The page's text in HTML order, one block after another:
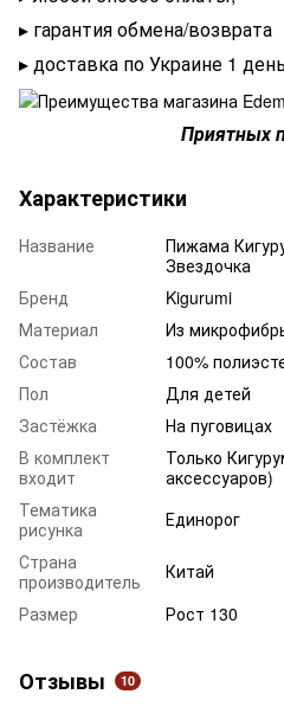
▸ гарантия обмена/возврата
▸ доставка по Украине 1
Приятных
Характеристики
Название
Пижама
Звездочка
Бренд
Kigurumi
Материал
Из
Состав
100%
Пол
Для детей
Застёжка
На пуговицах
В комплект
входит
Только
аксессуаров)
Тематика
рисунка
Единорог
Страна
производитель
Китай
Размер
Рост 130
Отзывы 10